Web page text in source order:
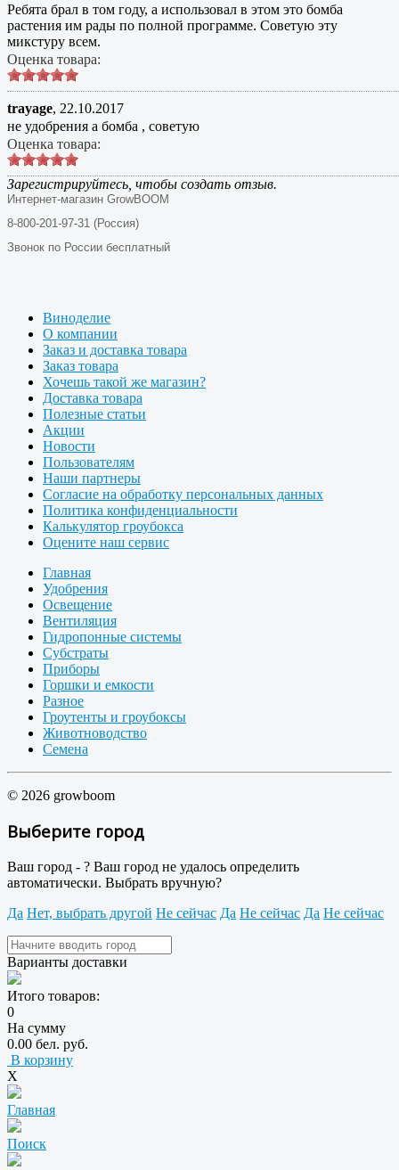
Ребята брал в том году, а использовал в этом это бомба
растения им рады по полной программе. Советую эту
микстуру всем.
Оценка товара:
trayage, 22.10.2017
не удобрения а бомба , советую
Оценка товара:
Зарегистрируйтесь, чтобы создать отзыв.
Интернет-магазин GrowBOOM
8-800-201-97-31 (Россия)
Звонок по России бесплатный
Виноделие
О компании
Заказ и доставка товара
Заказ товара
Хочешь такой же магазин?
Доставка товара
Полезные статьи
Акции
Новости
Пользователям
Наши партнеры
Согласие на обработку персональных данных
Политика конфиденциальности
Калькулятор гроубокса
Оцените наш сервис
Главная
Удобрения
Освещение
Вентиляция
Гидропонные системы
Субстраты
Приборы
Горшки и емкости
Разное
Гроутенты и гроубоксы
Животноводство
Семена
© 2026 growboom
Выберите город
Ваш город - ? Ваш город не удалось определить
автоматически. Выбрать вручную?
Да Нет, выбрать другой Не сейчас Да Не сейчас Да Не сейчас
Варианты доставки
Итого товаров:
0
На сумму
0.00 бел. руб.
В корзину
X
Главная
Поиск